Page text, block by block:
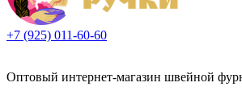
+7 (925) 011-60-60
Оптовый интернет-магазин швейной